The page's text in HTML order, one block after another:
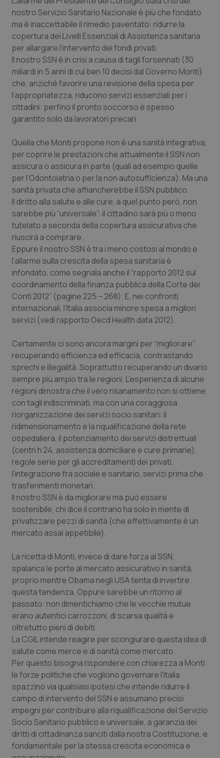
Professionisti Sanitari.AI
Abruzzo
Basilicata
Calabria
Emilia-Romagna
Friuli Venezia Giulia
Lazio
Liguria
Lombardia
Marche
Molise
Provincia Autonoma di Bolzano
Provincia Autonoma di Trento
Puglia
Sardegna
Sicilia
Toscana
Umbria
Valle D’Aosta
Veneto
QS Pro Gold
Artrite & artrosi
Asma & BPCO
Colesterolo & coronaropatie
Dermatite Atopica
Diabete & glucometri
Disturbi dell’umore
Dolore
Donna & Salute
Epatiti
Infezioni & Febbre
Ipertensione & Scompenso
Malattie rare
Malattia di Crohn & Rettocolite Ulcerosa
Neuroscienze & patologie neurodegenerative
Obesità
Oftalmologia
Oncodermatologia
Oncoematologia
Oncologia & Nutrizione
Psoriasi & pelle
Quotidiano Cardiologia
Quotidiano Chirurgia
Quotidiano Oncologia
Quotidiano Pediatria
Rene & patologie urogenitali
QS Club Newsletter
nostro Servizio Sanitario Nazionale è più che fondato
ma è inaccettabile il rimedio paventato: ridurre la
copertura dei Livelli Essenziali di Assistenza sanitaria
per allargare l’intervento dei fondi privati.
Il nostro SSN è in crisi a causa di tagli forsennati (30
miliardi in 5 anni di cui ben 10 decisi dal Governo Monti)
che, anziché favorire una revisione della spesa per
l’appropriatezza, riducono servizi essenziali per i
cittadini: perfino il pronto soccorso è spesso
garantito solo da lavoratori precari.
Quella che Monti propone non è una sanità integrativa,
per coprire le prestazioni che attualmente il SSN non
assicura o assicura in parte (quali ad esempio quelle
per l’Odontoiatria o per la non autosufficienza). Ma una
sanità privata che affiancherebbe il SSN pubblico.
Il diritto alla salute e alle cure, a quel punto però, non
sarebbe più “universale”: il cittadino sarà più o meno
tutelato a seconda della copertura assicurativa che
riuscirà a comprare.
Eppure il nostro SSN è tra i meno costosi al mondo e
l’allarme sulla crescita della spesa sanitaria è
infondato, come segnala anche il “rapporto 2012 sul
coordinamento della finanza pubblica della Corte dei
Conti 2012” (pagine 225 – 268). E, nei confronti
internazionali, l’Italia associa minore spesa a migliori
servizi (vedi rapporto Oecd Health data 2012).
Certamente ci sono ancora margini per “migliorare”:
recuperando efficienza ed efficacia, contrastando
sprechi e illegalità. Soprattutto recuperando un divario
sempre più ampio tra le regioni. L’esperienza di alcune
regioni dimostra che il vero risanamento non si ottiene
con tagli indiscriminati, ma con una coraggiosa
riorganizzazione dei servizi socio sanitari: il
ridimensionamento e la riqualificazione della rete
ospedaliera, il potenziamento dei servizi distrettuali
(centri h 24, assistenza domiciliare e cure primarie),
regole serie per gli accreditamenti dei privati,
l’integrazione fra sociale e sanitario, servizi prima che
trasferimenti monetari.
Il nostro SSN è da migliorare ma può essere
sostenibile, chi dice il contrario ha solo in mente di
privatizzare pezzi di sanità (che effettivamente è un
mercato assai appetibile).
La ricetta di Monti, invece di dare forza al SSN,
spalanca le porte al mercato assicurativo in sanità,
proprio mentre Obama negli USA tenta di invertire
questa tendenza. Oppure sarebbe un ritorno al
passato: non dimentichiamo che le vecchie mutue
erano autentici carrozzoni, di scarsa qualità e
oltretutto pieni di debiti.
La CGIL intende reagire per scongiurare questa idea di
salute come merce e di sanità come mercato.
Per questo bisogna rispondere con chiarezza a Monti:
le forze politiche che vogliono governare l’Italia
spazzino via qualsiasi ipotesi che intende ridurre il
campo di intervento del SSN e assumano precisi
impegni per contribuire alla riqualificazione del Servizio
Socio Sanitario pubblico e universale, a garanzia dei
diritti di cittadinanza sanciti dalla nostra Costituzione, e
fondamentale per la stessa crescita economica e